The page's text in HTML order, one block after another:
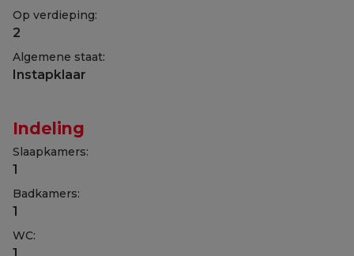
Op verdieping:
2
Algemene staat:
Instapklaar
Indeling
Slaapkamers:
1
Badkamers:
1
WC: